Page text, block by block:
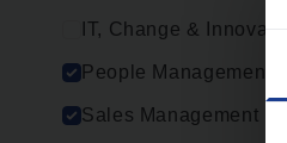
IT, Change &
People Management
Sales Management